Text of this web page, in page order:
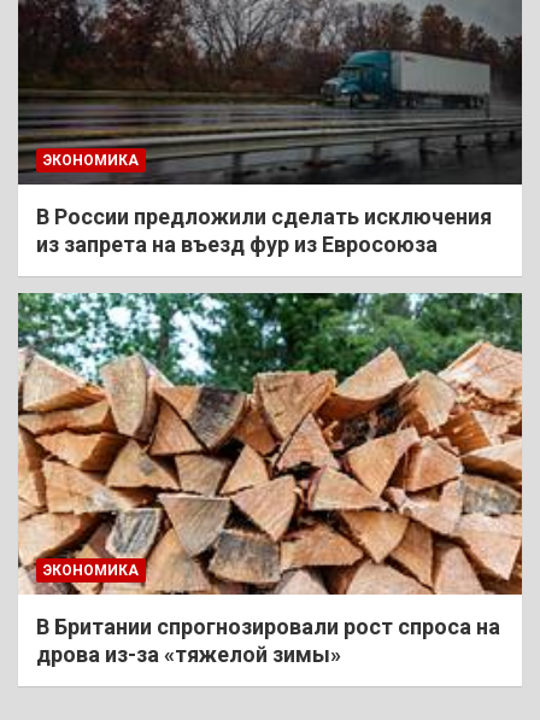
ЭКОНОМИКА
В России предложили сделать исключения
из запрета на въезд фур из Евросоюза
ЭКОНОМИКА
В Британии спрогнозировали рост спроса на
дрова из-за «тяжелой зимы»